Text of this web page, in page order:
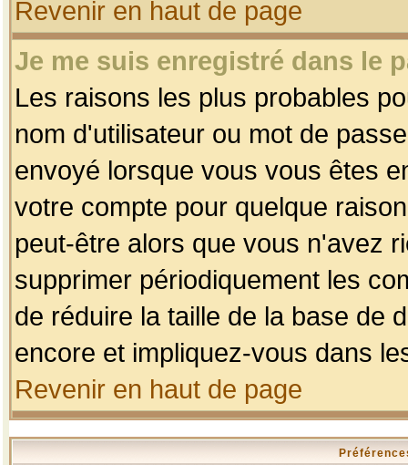
Revenir en haut de page
Je me suis enregistré dans le
Les raisons les plus probables
nom d'utilisateur ou mot de
envoyé lorsque vous vous êtes
votre compte pour quelque
peut-être alors que vous n'avez
supprimer périodiquement les
de réduire la taille de la base de
encore et impliquez-vous dans
Revenir en haut de page